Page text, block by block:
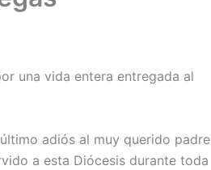
una vida entera entregada al
adiós al muy querido padre
a esta Diócesis durante toda